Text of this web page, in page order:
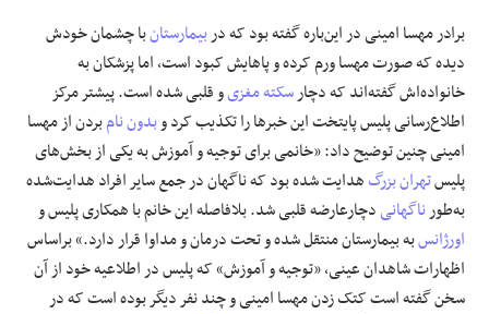
برادر مهسا امینی در این‌باره گفته بود که دربیمارستانبا چشمان خودش
دیده که صورت مهسا ورم کرده و پاهایش کبود است، اما پزشکان به
خانواده‌اش گفته‌اند که دچارسکته مغزیو قلبی شده است. پیشتر مرکز
اطلاع‌رسانی پلیس پایتخت این خبرها را تکذیب کرد وبدون نامبردن از مهسا
امینی چنین توضیح داد: «خانمی برای توجیه و آموزش به یکی از بخش‌های
پلیستهران بزرگهدایت شده بود که ناگهان در جمع سایر افراد هدایت‌شده
به‌طورناگهانیدچارعارضه قلبی شد. بلافاصله این خانم با همکاری پلیس و
اورژانسبه بیمارستان منتقل شده و تحت درمان و مداوا قرار دارد.» براساس
اظهارات شاهدان عینی، «توجیه و آموزش» که پلیس در اطلاعیه خود از آن
سخن گفته است کتک زدن مهسا امینی و چند نفر دیگر بوده است که در